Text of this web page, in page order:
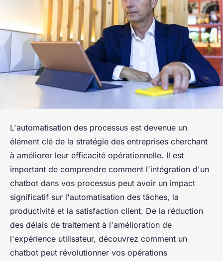
L'automatisation des processus est devenue un
élément clé de la stratégie des entreprises cherchant
à améliorer leur efficacité opérationnelle. Il est
important de comprendre comment l'intégration d'un
chatbot dans vos processus peut avoir un impact
significatif sur l'automatisation des tâches, la
productivité et la satisfaction client. De la réduction
des délais de traitement à l'amélioration de
l'expérience utilisateur, découvrez comment un
chatbot peut révolutionner vos opérations